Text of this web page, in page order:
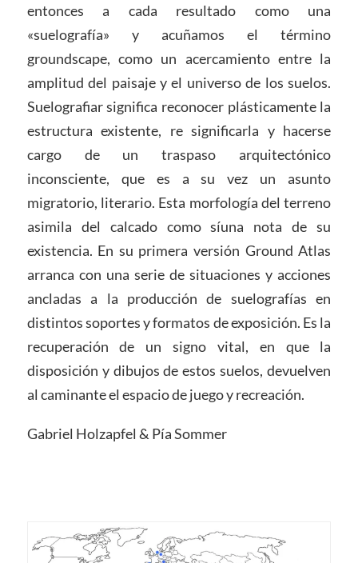
entonces a cada resultado como una
«suelografía» y acuñamos el término
groundscape, como un acercamiento entre la
amplitud del paisaje y el universo de los suelos.
Suelografiar significa reconocer plásticamente la
estructura existente, re significarla y hacerse
cargo de un traspaso arquitectónico
inconsciente, que es a su vez un asunto
migratorio, literario. Esta morfología del terreno
asimila del calcado como síuna nota de su
existencia. En su primera versión Ground Atlas
arranca con una serie de situaciones y acciones
ancladas a la producción de suelografías en
distintos soportes y formatos de exposición. Es la
recuperación de un signo vital, en que la
disposición y dibujos de estos suelos, devuelven
al caminante el espacio de juego y recreación.
Gabriel Holzapfel & Pía Sommer